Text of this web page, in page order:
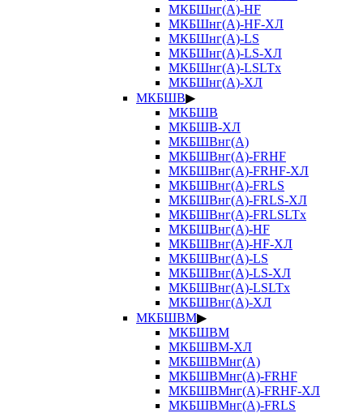
МКБШнг(А)-HF
МКБШнг(А)-HF-ХЛ
МКБШнг(А)-LS
МКБШнг(А)-LS-ХЛ
МКБШнг(А)-LSLTx
МКБШнг(А)-ХЛ
МКБШВ▶
МКБШВ
МКБШВ-ХЛ
МКБШВнг(А)
МКБШВнг(А)-FRHF
МКБШВнг(А)-FRHF-ХЛ
МКБШВнг(А)-FRLS
МКБШВнг(А)-FRLS-ХЛ
МКБШВнг(А)-FRLSLTx
МКБШВнг(А)-HF
МКБШВнг(А)-HF-ХЛ
МКБШВнг(А)-LS
МКБШВнг(А)-LS-ХЛ
МКБШВнг(А)-LSLTx
МКБШВнг(А)-ХЛ
МКБШВМ▶
МКБШВМ
МКБШВМ-ХЛ
МКБШВМнг(А)
МКБШВМнг(А)-FRHF
МКБШВМнг(А)-FRHF-ХЛ
МКБШВМнг(А)-FRLS